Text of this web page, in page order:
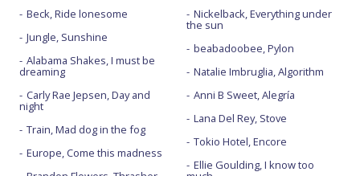
Beck, Ride lonesome
Jungle, Sunshine
Alabama Shakes, I must be
dreaming
Carly Rae Jepsen, Day and
night
Train, Mad dog in the fog
Europe, Come this madness
Nickelback, Everything under
the sun
beabadoobee, Pylon
Natalie Imbruglia, Algorithm
Anni B Sweet, Alegría
Lana Del Rey, Stove
Tokio Hotel, Encore
Ellie Goulding, I know too